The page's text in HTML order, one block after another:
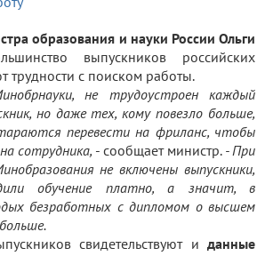
образования и науки России Ольги
выпускников российских
трудности с поиском работы.
не трудоустроен каждый
но даже тех, кому повезло больше,
перевести на фриланс, чтобы
сотрудника, - сообщает министр. - При
не включены выпускники,
обучение платно, а значит, в
безработных с дипломом о высшем
свидетельствуют и данные